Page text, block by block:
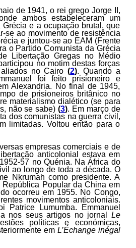
de 1941, o rei grego Jorge II,
ambos estabeleceram um
e a ocupação brutal, que
se ao movimento de resistência
e juntou-se ao EAM (Frente
o Partido Comunista da Grécia
Libertação Gregas no Médio
no motim destas forças
aliados no Cairo(2). Quando a
foi feito prisioneiro e
Alexandria. No final de 1945,
de prisioneiros britânico no
materialismo dialético (se para
não se sabe)(3). Em março de
dos comunistas na guerra civil,
limitadas. Voltou então para o
empresas comerciais e de
anticolonial estava em
57 no Quénia. Na África do
ao longo de toda a década. O
Nkrumah como presidente. A
Popular da China em
ocorreu em 1955. No Congo,
movimentos anticoloniais.
Patrice Lumumba. Emmanuel
nos seus artigos no jornal Le
políticas e económicas,
em L’Échange inégal